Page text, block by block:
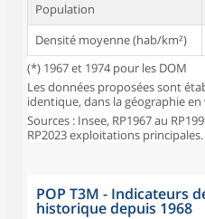
Population
Densité moyenne (hab/km²)
(*) 1967 et 1974 pour les DOM
Les données proposées sont
identique, dans la géographie
Sources : Insee, RP1967 au
RP2023 exploitations principales.
POP T3M - Indicateurs
historique depuis 1968